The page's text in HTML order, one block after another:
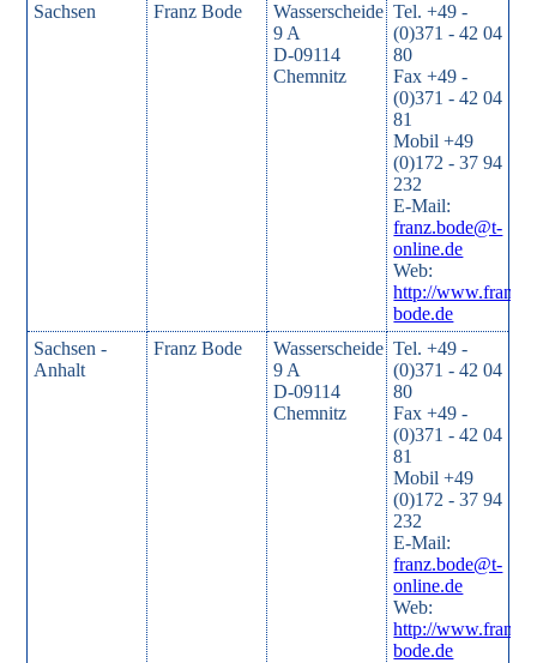
Sachsen
Franz Bode
Wasserscheide
9 A
D-09114
Chemnitz
Tel. +49 -
(0)371 - 42 04
80
Fax +49 -
(0)371 - 42 04
81
Mobil +49
(0)172 - 37 94
232
E-Mail:
franz.bode@t-
online.de
Web:
http://www.franz-
bode.de
Sachsen -
Anhalt
Franz Bode
Wasserscheide
9 A
D-09114
Chemnitz
Tel. +49 -
(0)371 - 42 04
80
Fax +49 -
(0)371 - 42 04
81
Mobil +49
(0)172 - 37 94
232
E-Mail:
franz.bode@t-
online.de
Web:
http://www.franz-
bode.de